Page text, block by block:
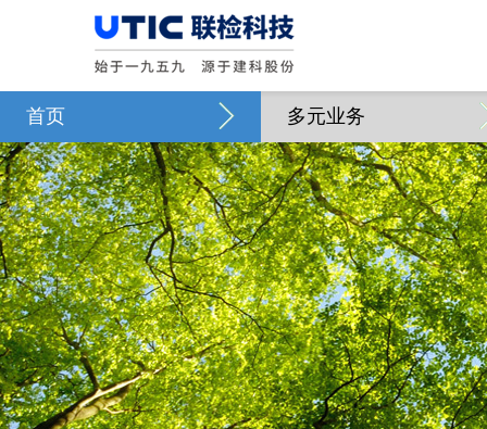
首页 多元业务